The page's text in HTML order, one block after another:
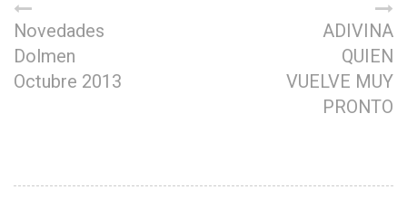
Novedades
Dolmen
Octubre 2013
ADIVINA
QUIEN
VUELVE MUY
PRONTO